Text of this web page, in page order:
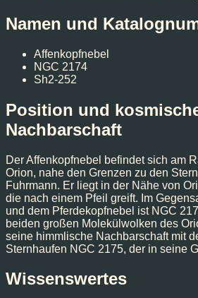
Namen und
Affenkopfnebel
NGC 2174
Sh2-252
Position und
Nachbarschaft
Der Affenkopfnebel befindet sich am
Orion, nahe den Grenzen zu den
Fuhrmann. Er liegt in der Nähe von
die nach einem Pfeil greift. Im
und dem Pferdekopfnebel ist NGC
beiden großen Molekülwolken des
seine himmlische Nachbarschaft mit
Sternhaufen NGC 2175, der in seine
Wissenswertes